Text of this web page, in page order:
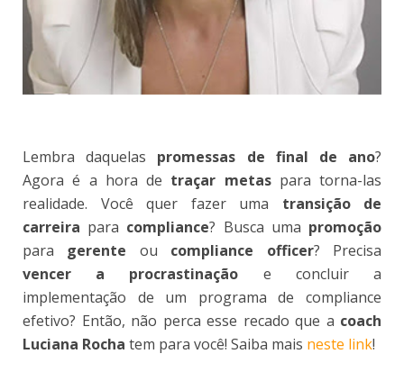
Lembra daquelas promessas de final de ano?
Agora é a hora de traçar metaspara torna-las
realidade. Você quer fazer uma transição de
carreira para compliance? Busca uma promoção
para gerente ou compliance officer? Precisa
vencer a procrastinação e concluir a
implementação de um programa de compliance
efetivo? Então, não perca esse recado que a coach
Luciana Rocha tem para você! Saiba mais neste link!